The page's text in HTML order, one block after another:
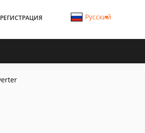
РЕГИСТРАЦИЯ Русский